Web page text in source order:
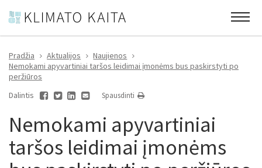
Pradžia Aktualijos
Naujienos
Nemokami apyvartiniai taršos leidimai įmonėms bus paskirstyti po
peržiūros
Dalintis
Spausdinti
Nemokami apyvartiniai
taršos leidimai įmonėms